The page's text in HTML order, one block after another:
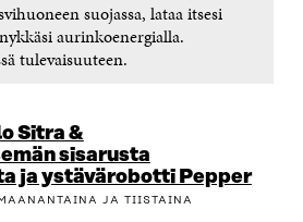
suojassa, lataa itsesi
aurinkoenergialla.
tulevaisuuteen.
Sitra &
sisarusta
ja ystävärobotti Pepper
JA TIISTAINA